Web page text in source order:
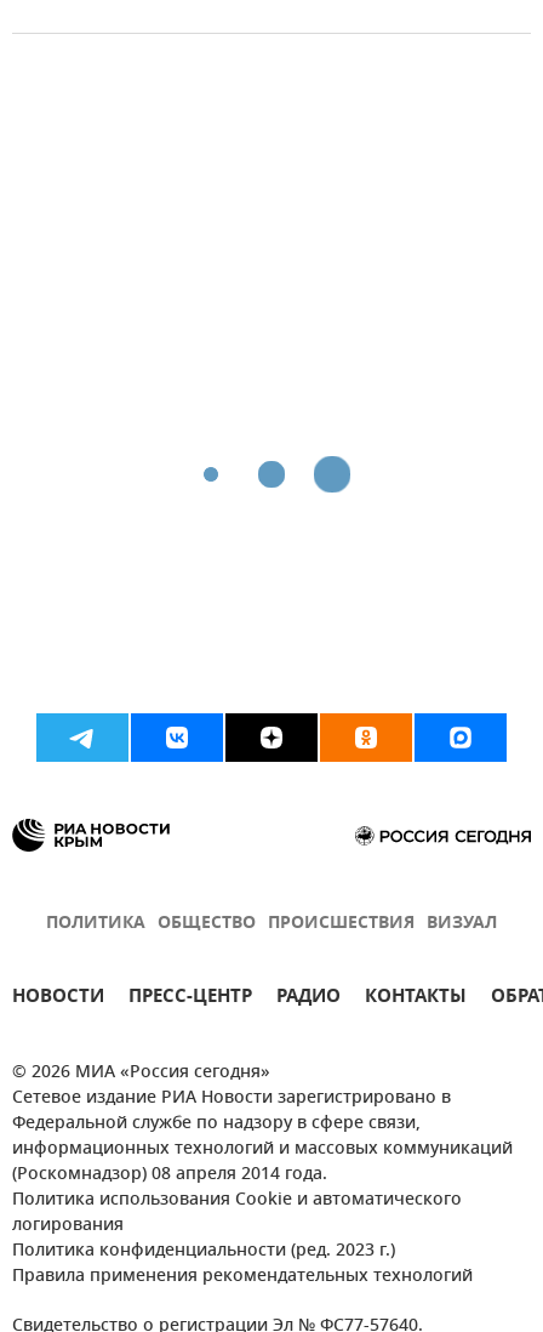
ПОЛИТИКА ОБЩЕСТВО ПРОИСШЕСТВИЯ ВИЗУАЛ
НОВОСТИ ПРЕСС-ЦЕНТР РАДИО КОНТАКТЫ
© 2026 МИА «Россия сегодня»
Сетевое издание РИА Новости зарегистрировано в
Федеральной службе по надзору в сфере связи,
информационных технологий и массовых коммуникаций
(Роскомнадзор) 08 апреля 2014 года.
Политика использования Cookie и автоматического
логирования
Политика конфиденциальности (ред. 2023 г.)
Правила применения рекомендательных технологий